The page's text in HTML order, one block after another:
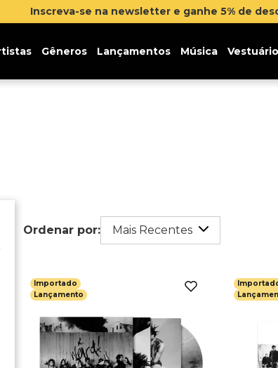
Inscreva-se na newsletter e ganhe 5% de
Gêneros Lançamentos Música Vestuário
Mais Recentes
Importado
Lançamento